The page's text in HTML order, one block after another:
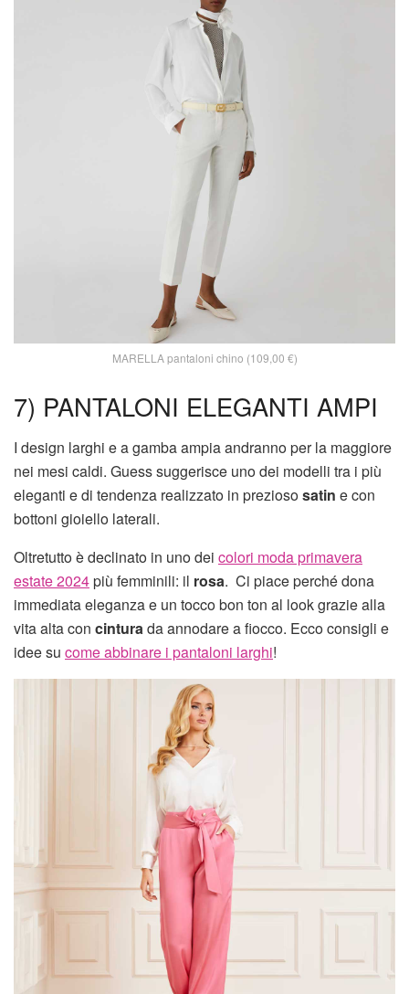
MARELLA pantaloni chino (109,00 €)
7) PANTALONI ELEGANTI AMPI
I design larghi e a gamba ampia andranno per la maggiore
nei mesi caldi. Guess suggerisce uno dei modelli tra i più
eleganti e di tendenza realizzato in preziososatin e con
bottoni gioiello laterali.
Oltretutto è declinato in uno dei colori moda primavera
estate 2024più femminili: il rosa. Ci piace perché dona
immediata eleganza e un tocco bon ton al look grazie alla
vita alta con cinturada annodare a fiocco. Ecco consigli e
idee su come abbinare i pantaloni larghi!